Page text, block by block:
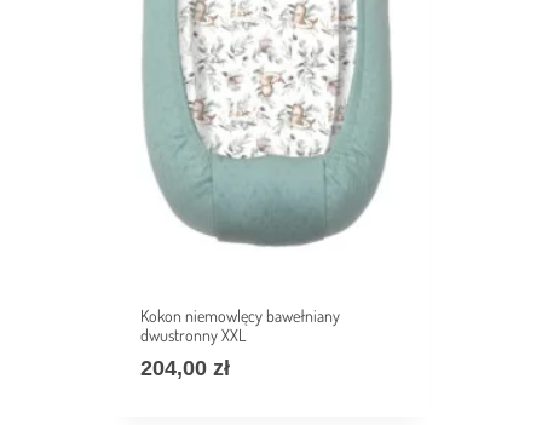
Kokon niemowlęcy bawełniany
dwustronny XXL
204,00 zł